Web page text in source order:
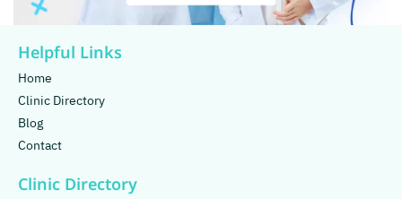
Helpful Links
Home
Clinic Directory
Blog
Contact
Clinic Directory